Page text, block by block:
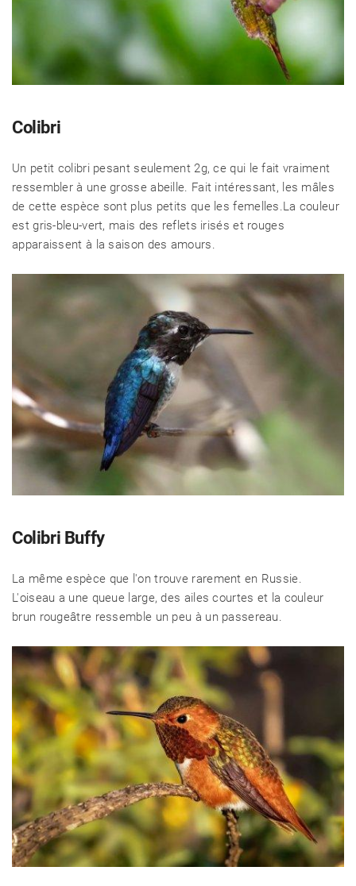
Colibri
Un petit colibri pesant seulement 2g, ce qui le fait vraiment
ressembler à une grosse abeille. Fait intéressant, les mâles
de cette espèce sont plus petits que les femelles.La couleur
est gris-bleu-vert, mais des reflets irisés et rouges
apparaissent à la saison des amours.
Colibri Buffy
La même espèce que l'on trouve rarement en Russie.
L'oiseau a une queue large, des ailes courtes et la couleur
brun rougeâtre ressemble un peu à un passereau.